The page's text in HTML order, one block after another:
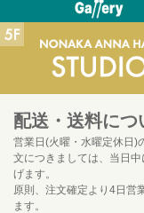
配送・送料につ
営業日(火曜・水曜定休日)
文につきましては、当日
げます。
原則、注文確定より4日営
ます。